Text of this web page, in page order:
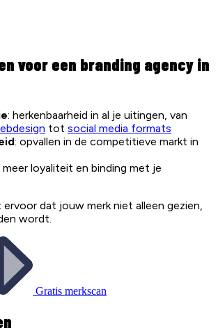
voor een branding agency in
: herkenbaarheid in al je uitingen, van
tot social media formats
: opvallen in de competitieve markt in
meer loyaliteit en binding met je
ervoor dat jouw merk niet alleen gezien,
wordt.
Gratis merkscan